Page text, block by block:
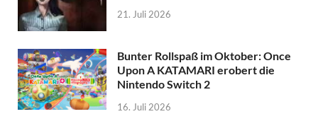
21. Juli 2026
Bunter Rollspaß im Oktober: Once
Upon A KATAMARI erobert die
Nintendo Switch 2
16. Juli 2026